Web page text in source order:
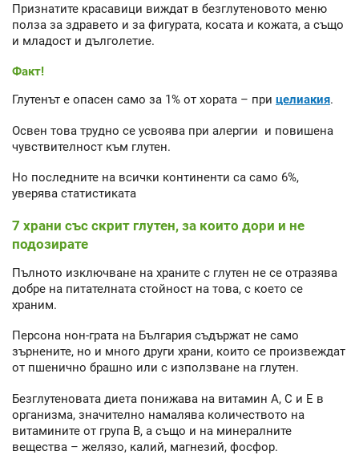
Признатите красавици виждат в безглутеновото меню
полза за здравето и за фигурата, косата и кожата, а също
и младост и дълголетие.
Факт!
Глутенът е опасен само за 1% от хората – при целиакия.
Освен това трудно се усвоява при алергии и повишена
чувствителност към глутен.
Но последните на всички континенти са само 6%,
уверява статистиката
7 храни със скрит глутен, за които дори и не
подозирате
Пълното изключване на храните с глутен не се отразява
добре на питателната стойност на това, с което се
храним.
Персона нон-грата на България съдържат не само
зърнените, но и много други храни, които се произвеждат
от пшенично брашно или с използване на глутен.
Безглутеновата диета понижава на витамин А, С и Е в
организма, значително намалява количеството на
витамините от група В, а също и на минералните
вещества – желязо, калий, магнезий, фосфор.